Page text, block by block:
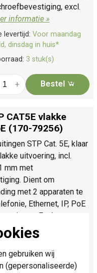
gebruiken wij
(gepersonaliseerde)
excl.
informatie »
levertijd: Voor maandag
dinsdag in huis*
3 stuk(s)
+ Bestel
CAT5E vlakke
(170-79256)
STP Cat. 5E, klaar
uitvoering, incl.
mm met
Dient om
met 2 apparaten te
Ethernet, IP, PoE
Excl.
informatie »
dinsdag in huis*
8 stuk(s)